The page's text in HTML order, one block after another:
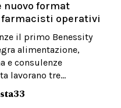
nuovo format
operativi
il primo Benessity
alimentazione,
e consulenze
lavorano tre...